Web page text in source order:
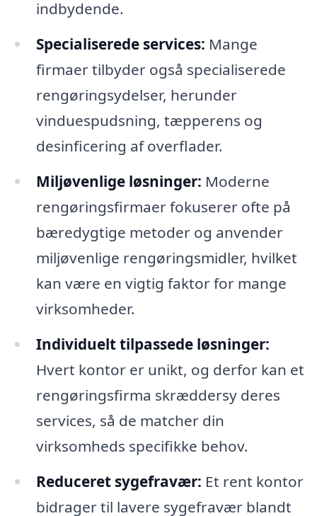
indbydende.
Specialiserede services: Mange
firmaer tilbyder også specialiserede
rengøringsydelser, herunder
vinduespudsning, tæpperens og
desinficering af overflader.
Miljøvenlige løsninger: Moderne
rengøringsfirmaer fokuserer ofte på
bæredygtige metoder og anvender
miljøvenlige rengøringsmidler, hvilket
kan være en vigtig faktor for mange
virksomheder.
Individuelt tilpassede løsninger:
Hvert kontor er unikt, og derfor kan et
rengøringsfirma skræddersy deres
services, så de matcher din
virksomheds specifikke behov.
Reduceret sygefravær: Et rent kontor
bidrager til lavere sygefravær blandt